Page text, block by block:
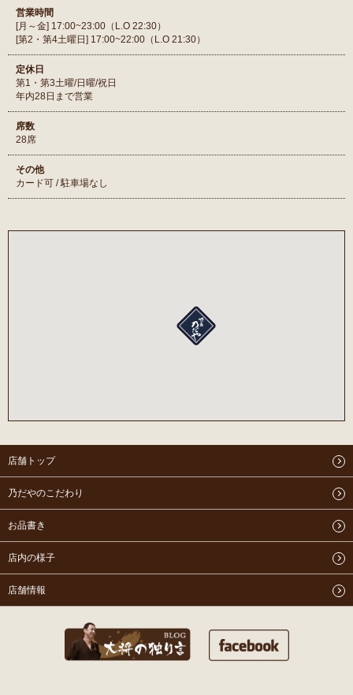
営業時間
[月～金] 17:00~23:00（L.O 22:30）
[第2・第4土曜日] 17:00~22:00（L.O 21:30）
定休日
第1・第3土曜/日曜/祝日
年内28日まで営業
席数
28席
その他
カード可 / 駐車場なし
店舗トップ
乃だやのこだわり
お品書き
店内の様子
店舗情報